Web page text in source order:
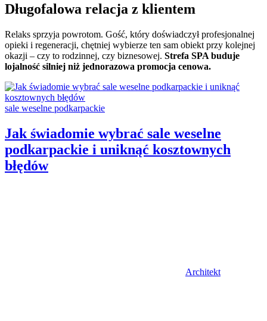
Długofalowa relacja z klientem
Relaks sprzyja powrotom. Gość, który doświadczył profesjonalnej
opieki i regeneracji, chętniej wybierze ten sam obiekt przy kolejnej
okazji – czy to rodzinnej, czy biznesowej. Strefa SPA buduje
lojalność silniej niż jednorazowa promocja cenowa.
Categories:
sale weselne podkarpackie
Jak świadomie wybrać sale weselne
podkarpackie i uniknąć kosztownych
błędów
Architekt